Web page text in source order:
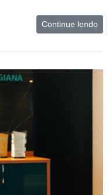
Continue lendo